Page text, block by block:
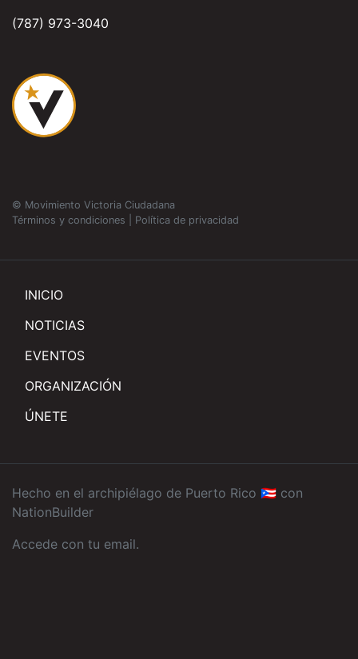
(787) 973-3040
© Movimiento Victoria Ciudadana
Términos y condiciones
Política de privacidad
INICIO
NOTICIAS
EVENTOS
ORGANIZACIÓN
ÚNETE
Hecho en el archipiélago de Puerto Rico 🇵🇷 con
NationBuilder
Accede con tu email.